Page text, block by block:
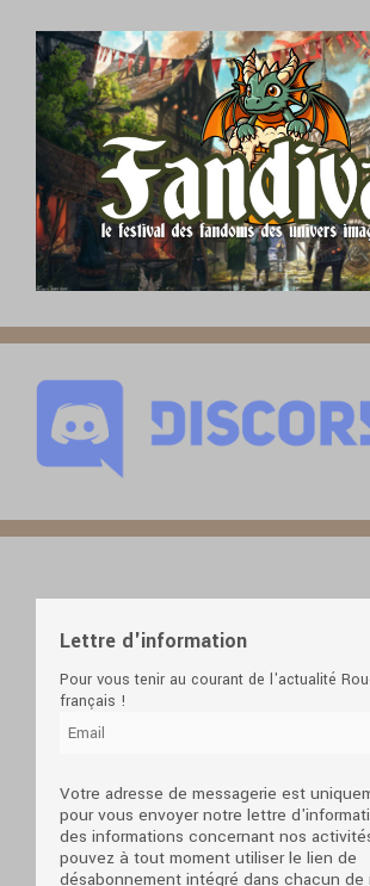
Lettre d'information
Pour vous tenir au courant de l'actualité
français !
Votre adresse de messagerie est
pour vous envoyer notre lettre
des informations concernant nos
pouvez à tout moment utiliser le lien de
désabonnement intégré dans chacun de